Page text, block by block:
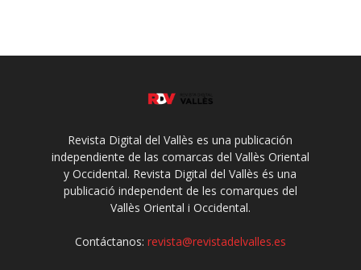
Revista Digital del Vallès es una publicación
independiente de las comarcas del Vallès Oriental
y Occidental. Revista Digital del Vallès és una
publicació independent de les comarques del
Vallès Oriental i Occidental.
Contáctanos: revista@revistadelvalles.es